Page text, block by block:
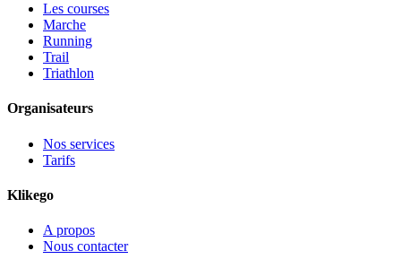
Les courses
Marche
Running
Trail
Triathlon
Organisateurs
Nos services
Tarifs
Klikego
A propos
Nous contacter